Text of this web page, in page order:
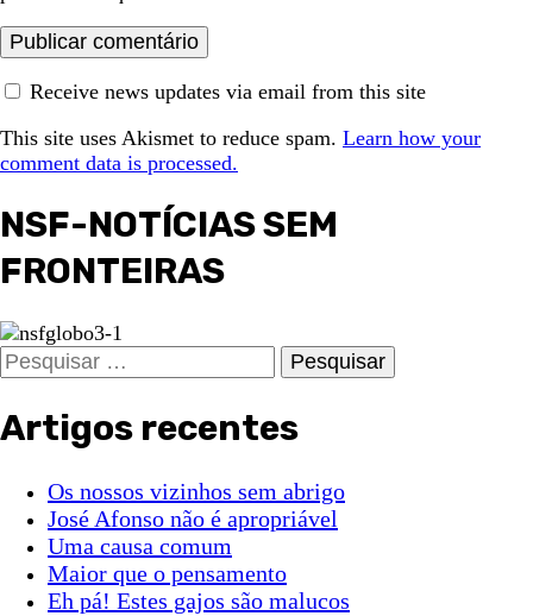
Receive news updates via email from this site
This site uses Akismet to reduce spam. Learn how your
comment data is processed.
NSF-NOTÍCIAS SEM
FRONTEIRAS
Pesquisar
por:
Artigos recentes
Os nossos vizinhos sem abrigo
José Afonso não é apropriável
Uma causa comum
Maior que o pensamento
Eh pá! Estes gajos são malucos